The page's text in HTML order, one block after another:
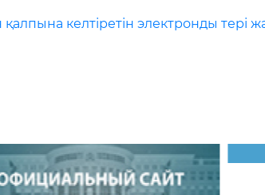
келтіретін электронды тері